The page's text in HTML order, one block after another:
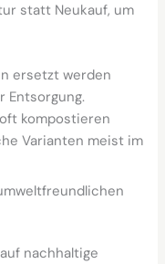
statt Neukauf, um
ersetzt werden
Entsorgung.
kompostieren
Varianten meist im
nachhaltige